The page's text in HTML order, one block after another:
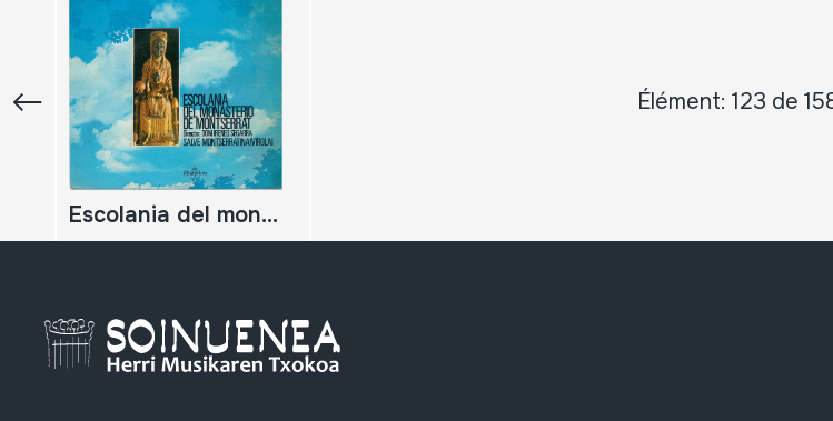
Élément: 123 de
Escolania del monasterio de Montserrat